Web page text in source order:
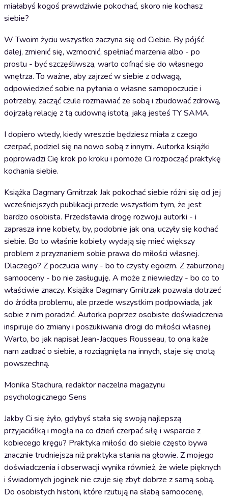
miałabyś kogoś prawdziwie pokochać, skoro nie kochasz
siebie?
W Twoim życiu wszystko zaczyna się od Ciebie. By pójść
dalej, zmienić się, wzmocnić, spełniać marzenia albo - po
prostu - być szczęśliwszą, warto cofnąć się do własnego
wnętrza. To ważne, aby zajrzeć w siebie z odwagą,
odpowiedzieć sobie na pytania o własne samopoczucie i
potrzeby, zacząć czule rozmawiać ze sobą i zbudować zdrową,
dojrzałą relację z tą cudowną istotą, jaką jesteś TY SAMA.
I dopiero wtedy, kiedy wreszcie będziesz miała z czego
czerpać, podziel się na nowo sobą z innymi. Autorka książki
poprowadzi Cię krok po kroku i pomoże Ci rozpocząć praktykę
kochania siebie.
Książka Dagmary Gmitrzak Jak pokochać siebie różni się od jej
wcześniejszych publikacji przede wszystkim tym, że jest
bardzo osobista. Przedstawia drogę rozwoju autorki - i
zaprasza inne kobiety, by, podobnie jak ona, uczyły się kochać
siebie. Bo to właśnie kobiety wydają się mieć większy
problem z przyznaniem sobie prawa do miłości własnej.
Dlaczego? Z poczucia winy - bo to czysty egoizm. Z zaburzonej
samooceny - bo nie zasługuję. A może z niewiedzy - bo co to
właściwie znaczy. Książka Dagmary Gmitrzak pozwala dotrzeć
do źródła problemu, ale przede wszystkim podpowiada, jak
sobie z nim poradzić. Autorka poprzez osobiste doświadczenia
inspiruje do zmiany i poszukiwania drogi do miłości własnej.
Warto, bo jak napisał Jean-Jacques Rousseau, to ona każe
nam zadbać o siebie, a rozciągnięta na innych, staje się cnotą
powszechną.
Monika Stachura, redaktor naczelna magazynu
psychologicznego Sens
Jakby Ci się żyło, gdybyś stała się swoją najlepszą
przyjaciółką i mogła na co dzień czerpać siłę i wsparcie z
kobiecego kręgu? Praktyka miłości do siebie często bywa
znacznie trudniejsza niż praktyka stania na głowie. Z mojego
doświadczenia i obserwacji wynika również, że wiele pięknych
i świadomych joginek nie czuje się zbyt dobrze z samą sobą.
Do osobistych historii, które rzutują na słabą samoocenę,